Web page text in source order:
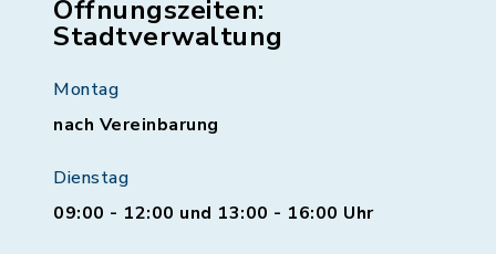
Öffnungszeiten:
Stadtverwaltung
Montag
nach Vereinbarung
Dienstag
09:00 - 12:00 und 13:00 - 16:00 Uhr